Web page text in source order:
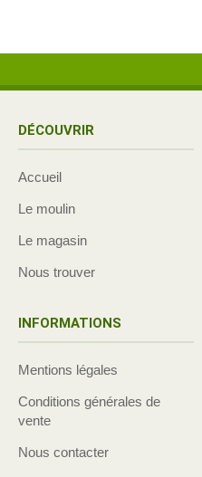
DÉCOUVRIR
Accueil
Le moulin
Le magasin
Nous trouver
INFORMATIONS
Mentions légales
Conditions générales de
vente
Nous contacter